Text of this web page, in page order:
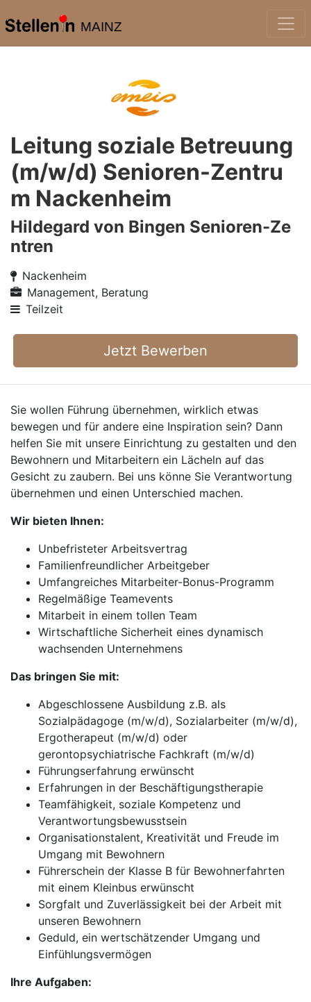
MAINZ
Leitung soziale Betreuung
(m/w/d) Senioren-Zentru
m Nackenheim
Hildegard von Bingen Senioren-Ze
ntren
Nackenheim
Management, Beratung
Teilzeit
Jetzt Bewerben
Sie wollen Führung übernehmen, wirklich etwas
bewegen und für andere eine Inspiration sein? Dann
helfen Sie mit unsere Einrichtung zu gestalten und den
Bewohnern und Mitarbeitern ein Lächeln auf das
Gesicht zu zaubern. Bei uns könne Sie Verantwortung
übernehmen und einen Unterschied machen.
Wir bieten Ihnen:
Unbefristeter Arbeitsvertrag
Familienfreundlicher Arbeitgeber
Umfangreiches Mitarbeiter-Bonus-Programm
Regelmäßige Teamevents
Mitarbeit in einem tollen Team
Wirtschaftliche Sicherheit eines dynamisch
wachsenden Unternehmens
Das bringen Sie mit:
Abgeschlossene Ausbildung z.B. als
Sozialpädagoge (m/w/d), Sozialarbeiter (m/w/d),
Ergotherapeut (m/w/d) oder
gerontopsychiatrische Fachkraft (m/w/d)
Führungserfahrung erwünscht
Erfahrungen in der Beschäftigungstherapie
Teamfähigkeit, soziale Kompetenz und
Verantwortungsbewusstsein
Organisationstalent, Kreativität und Freude im
Umgang mit Bewohnern
Führerschein der Klasse B für Bewohnerfahrten
mit einem Kleinbus erwünscht
Sorgfalt und Zuverlässigkeit bei der Arbeit mit
unseren Bewohnern
Geduld, ein wertschätzender Umgang und
Einfühlungsvermögen
Ihre Aufgaben: